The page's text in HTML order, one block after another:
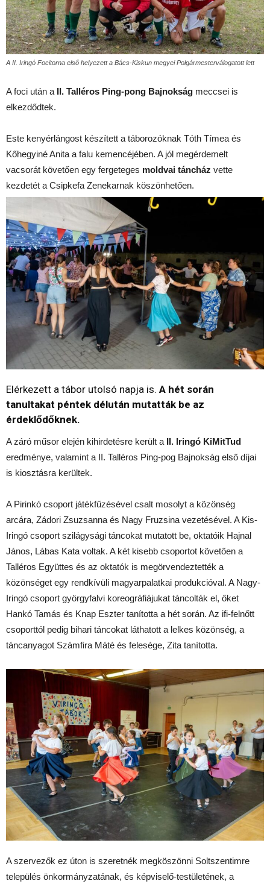
A II. Iringó Focitorna első helyezett a Bács-Kiskun megyei Polgármesterválogatott lett
A foci után a II. Talléros Ping-pong Bajnokság meccsei is
elkezdődtek.
Este kenyérlángost készített a táborozóknak Tóth Tímea és
Kőhegyiné Anita a falu kemencéjében. A jól megérdemelt
vacsorát követően egy fergeteges moldvai táncház vette
kezdetét a Csipkefa Zenekarnak köszönhetően.
Elérkezett a tábor utolsó napja is. A hét során
tanultakat péntek délután mutatták be az
érdeklődőknek.
A záró műsor elején kihirdetésre került a II. Iringó KiMitTud
eredménye, valamint a II. Talléros Ping-pog Bajnokság első díjai
is kiosztásra kerültek.
A Pirinkó csoport játékfűzésével csalt mosolyt a közönség
arcára, Zádori Zsuzsanna és Nagy Fruzsina vezetésével. A Kis-
Iringó csoport szilágysági táncokat mutatott be, oktatóik Hajnal
János, Lábas Kata voltak. A két kisebb csoportot követően a
Talléros Együttes és az oktatók is megörvendeztették a
közönséget egy rendkívüli magyarpalatkai produkcióval. A Nagy-
Iringó csoport györgyfalvi koreográfiájukat táncolták el, őket
Hankó Tamás és Knap Eszter tanította a hét során. Az ifi-felnőtt
csoporttól pedig bihari táncokat láthatott a lelkes közönség, a
táncanyagot Számfira Máté és felesége, Zita tanította.
A szervezők ez úton is szeretnék megköszönni Soltszentimre
település önkormányzatának, és képviselő-testületének, a